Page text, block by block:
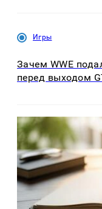
Игры
Зачем WWE
перед выходом